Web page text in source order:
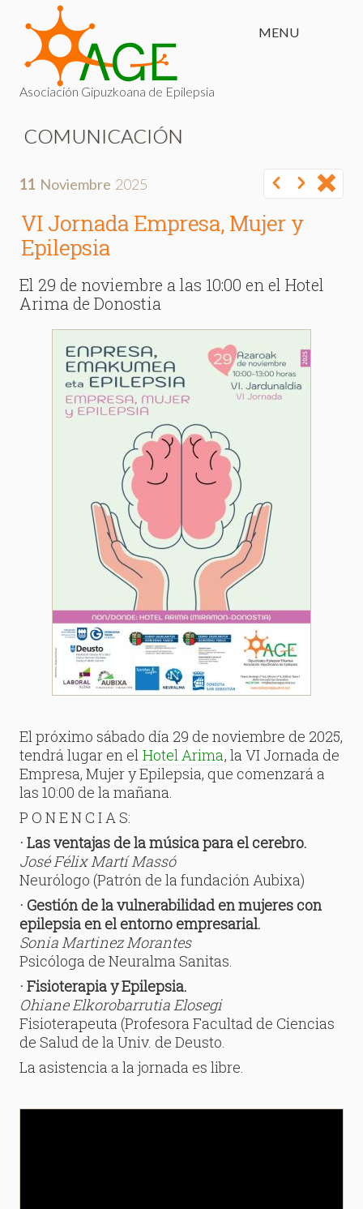
MENU
Asociación Gipuzkoana de Epilepsia
COMUNICACIÓN
11 Noviembre 2025
VI Jornada Empresa, Mujer y
Epilepsia
El 29 de noviembre a las 10:00 en el Hotel
Arima de Donostia
El próximo sábado día 29 de noviembre de 2025,
tendrá lugar en el Hotel Arima, la VI Jornada de
Empresa, Mujer y Epilepsia, que comenzará a
las 10:00 de la mañana.
P O N E N C I A S:
· Las ventajas de la música para el cerebro.
José Félix Martí Massó
Neurólogo (Patrón de la fundación Aubixa)
· Gestión de la vulnerabilidad en mujeres con
epilepsia en el entorno empresarial.
Sonia Martinez Morantes
Psicóloga de Neuralma Sanitas.
· Fisioterapia y Epilepsia.
Ohiane Elkorobarrutia Elosegi
Fisioterapeuta (Profesora Facultad de Ciencias
de Salud de la Univ. de Deusto.
La asistencia a la jornada es libre.